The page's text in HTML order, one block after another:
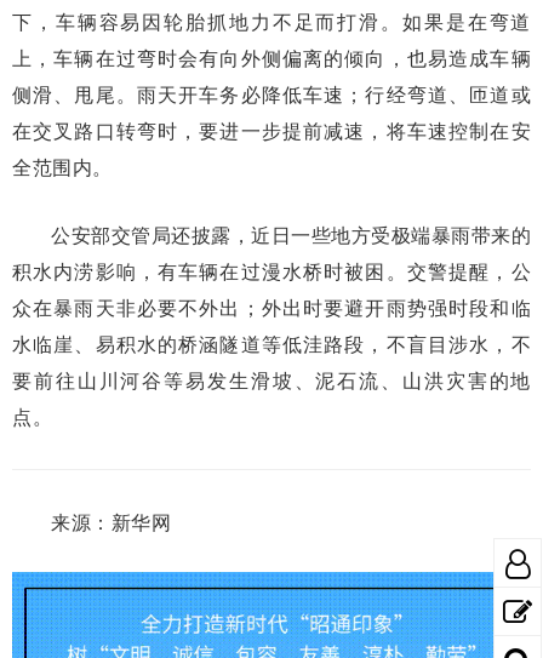
下，车辆容易因轮胎抓地力不足而打滑。如果是在弯道
上，车辆在过弯时会有向外侧偏离的倾向，也易造成车辆
侧滑、甩尾。雨天开车务必降低车速；行经弯道、匝道或
在交叉路口转弯时，要进一步提前减速，将车速控制在安
全范围内。
公安部交管局还披露，近日一些地方受极端暴雨带来的
积水内涝影响，有车辆在过漫水桥时被困。交警提醒，公
众在暴雨天非必要不外出；外出时要避开雨势强时段和临
水临崖、易积水的桥涵隧道等低洼路段，不盲目涉水，不
要前往山川河谷等易发生滑坡、泥石流、山洪灾害的地
点。
来源：新华网